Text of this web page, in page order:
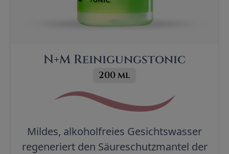
N+M Reinigungstonic
200 ml
Mildes, alkoholfreies Gesichtswasser
regeneriert den Säureschutzmantel der